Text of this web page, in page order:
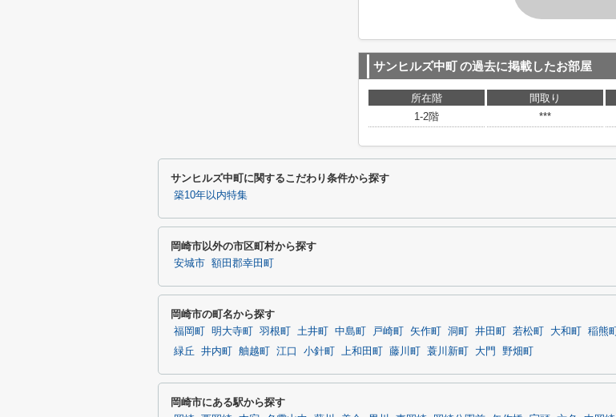
サンヒルズ中町の過去に掲載したお部屋
所在階 間取り
1-2階
***
サンヒルズ中町に関するこだわり条件から探す
築10年以内特集
岡崎市以外の市区町村から探す
安城市 額田郡幸田町
岡崎市の町名から探す
福岡町 明大寺町 羽根町 土井町 中島町 戸崎町 矢作町 洞町 井田町 若松町 大和町 稲熊町
緑丘
井内町 舳越町 江口 小針町 上和田町 藤川町 蓑川新町 大門 野畑町
岡崎市にある駅から探す